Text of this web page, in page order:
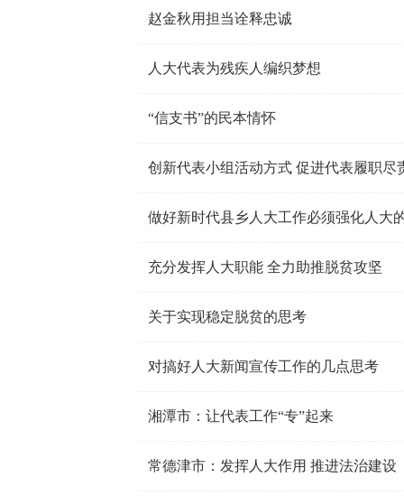
赵金秋用担当诠释忠诚
人大代表为残疾人编织梦想
“信支书”的民本情怀
创新代表小组活动方式 促进代表履职尽
做好新时代县乡人大工作必须强化人大
充分发挥人大职能 全力助推脱贫攻坚
关于实现稳定脱贫的思考
对搞好人大新闻宣传工作的几点思考
湘潭市：让代表工作“专”起来
常德津市：发挥人大作用 推进法治建设